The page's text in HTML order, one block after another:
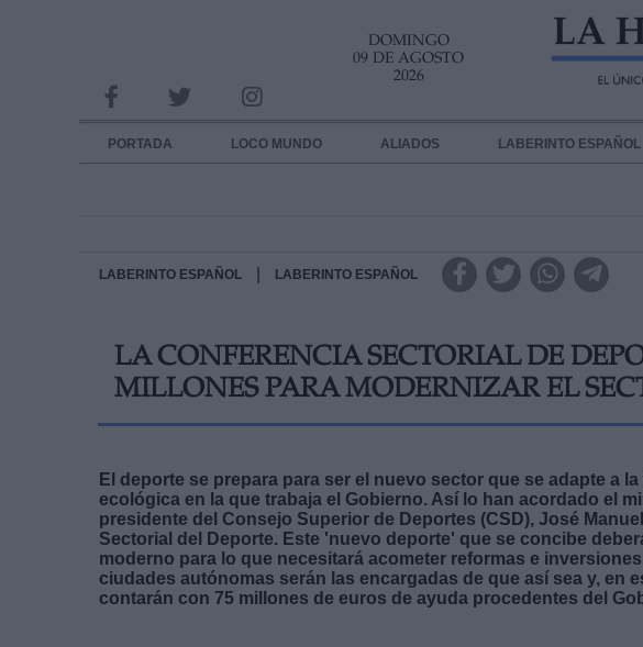
DOMINGO
09 DE AGOSTO
2026
PORTADA LOCO MUNDO ALIADOS LABERINTO ESPAÑOL
LABERINTO ESPAÑOL LABERINTO ESPAÑOL
LA CONFERENCIA SECTORIAL DE
MILLONES PARA MODERNIZAR EL
El deporte se prepara para ser el nuevo sector que se adapte a
ecológica en la que trabaja el Gobierno. Así lo han acordado el
presidente del Consejo Superior de Deportes (CSD), José
Sectorial del Deporte. Este 'nuevo deporte' que se concibe
moderno para lo que necesitará acometer reformas e
ciudades autónomas serán las encargadas de que así sea y, en
contarán con 75 millones de euros de ayuda procedentes del
INFORMACION SOBRE LA PROTECCIÓN DE TUS DATOS
Responsable:
Destinatarios:
link
Información adicional
link